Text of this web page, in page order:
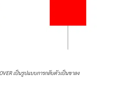
เป็นรูปแบบการกลับตัวเป็นขาลง